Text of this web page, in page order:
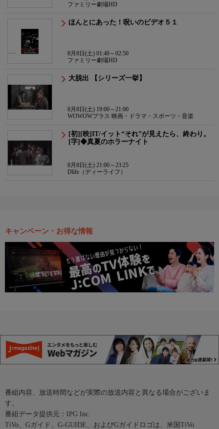
ファミリー劇場HD
ほんとにあった！呪いのビデオ５１
8月8日(土) 01:40～02:50
ファミリー劇場HD
大脱出 【シリーズ一挙】
8月8日(土) 19:00～21:00
WOWOWプラス 映画・ドラマ・スポーツ・音楽
[初][映]IT/イット“それ”が見えたら、終わり。
[字]◆真夏のホラーナイト
8月8日(土) 21:00～23:25
Dlife（ディーライフ）
キャンペーン・お得な情報
番組内容、放送時間などが実際の放送内容と異なる場合がございま
す。
番組データ提供元：IPG Inc.
TiVo、Gガイド、G-GUIDE、およびGガイドロゴは、米国TiVo